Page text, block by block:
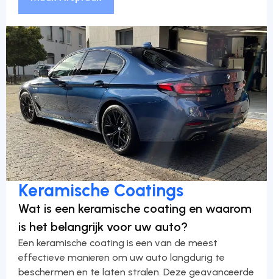
Keramische Coatings
Wat is een keramische coating en waarom
is het belangrijk voor uw auto?
Een keramische coating is een van de meest
effectieve manieren om uw auto langdurig te
beschermen en te laten stralen. Deze geavanceerde